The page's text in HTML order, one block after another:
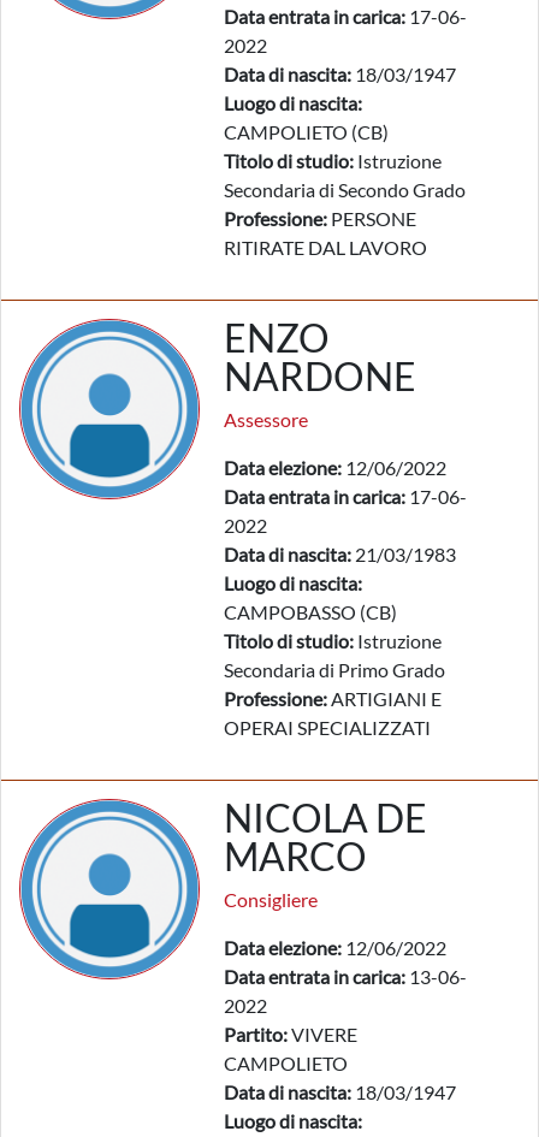
Data entrata in carica: 17-06-
2022
Data di nascita: 18/03/1947
Luogo di nascita:
CAMPOLIETO (CB)
Titolo di studio: Istruzione
Secondaria di Secondo Grado
Professione: PERSONE
RITIRATE DAL LAVORO
ENZO
NARDONE
Assessore
Data elezione: 12/06/2022
Data entrata in carica: 17-06-
2022
Data di nascita: 21/03/1983
Luogo di nascita:
CAMPOBASSO (CB)
Titolo di studio: Istruzione
Secondaria di Primo Grado
Professione:ARTIGIANI E
OPERAI SPECIALIZZATI
NICOLA DE
MARCO
Consigliere
Data elezione: 12/06/2022
Data entrata in carica: 13-06-
2022
Partito:VIVERE
CAMPOLIETO
Data di nascita: 18/03/1947
Luogo di nascita: